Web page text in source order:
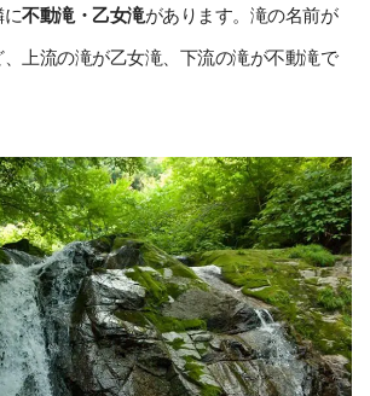
に不動滝・乙女滝があります。滝の名前が
上流の滝が乙女滝、下流の滝が不動滝で